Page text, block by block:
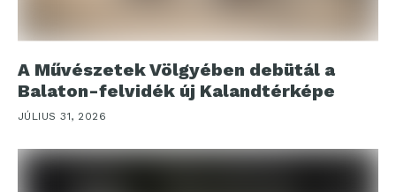
A Művészetek Völgyében debütál a
Balaton-felvidék új Kalandtérképe
JÚLIUS 31, 2026